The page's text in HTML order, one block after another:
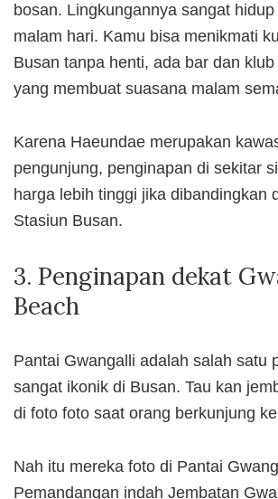
bosan. Lingkungannya sangat
malam hari. Kamu bisa menikmati
Busan tanpa henti, ada bar dan
yang membuat suasana malam
Karena Haeundae merupakan
pengunjung, penginapan di sekitar
harga lebih tinggi jika dibandingkan
Stasiun Busan.
3. Penginapan dekat
Beach
Pantai Gwangalli adalah salah satu
sangat ikonik di Busan. Tau kan
di foto foto saat orang berkunjung
Nah itu mereka foto di Pantai
Pemandangan indah Jembatan